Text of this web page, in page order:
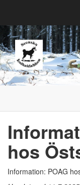
hos
Information: POAG